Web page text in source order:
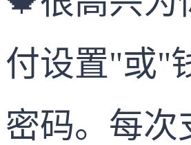
付设置"或"
密码。每次